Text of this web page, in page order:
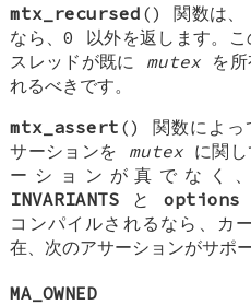
mtx_recursed () 関数は、
なら、0 以外を返します。
スレッドが既に mutexを所
れるべきです。
mtx_assert () 関数によっ
サーションを mutexに関し
ーションが真でなく
INVARIANTS と options
コンパイルされるなら、カ
在、次のアサーションがサポ
MA_OWNED